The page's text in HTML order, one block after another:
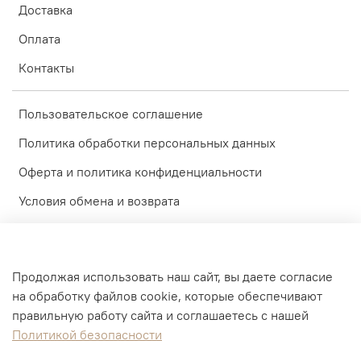
Доставка
Оплата
Контакты
Пользовательское соглашение
Политика обработки персональных данных
Оферта и политика конфиденциальности
Условия обмена и возврата
Доставка
Оплата
Контакты
Продолжая использовать наш сайт, вы даете согласие
на обработку файлов cookie, которые обеспечивают
правильную работу сайта и соглашаетесь с нашей
Политикой безопасности